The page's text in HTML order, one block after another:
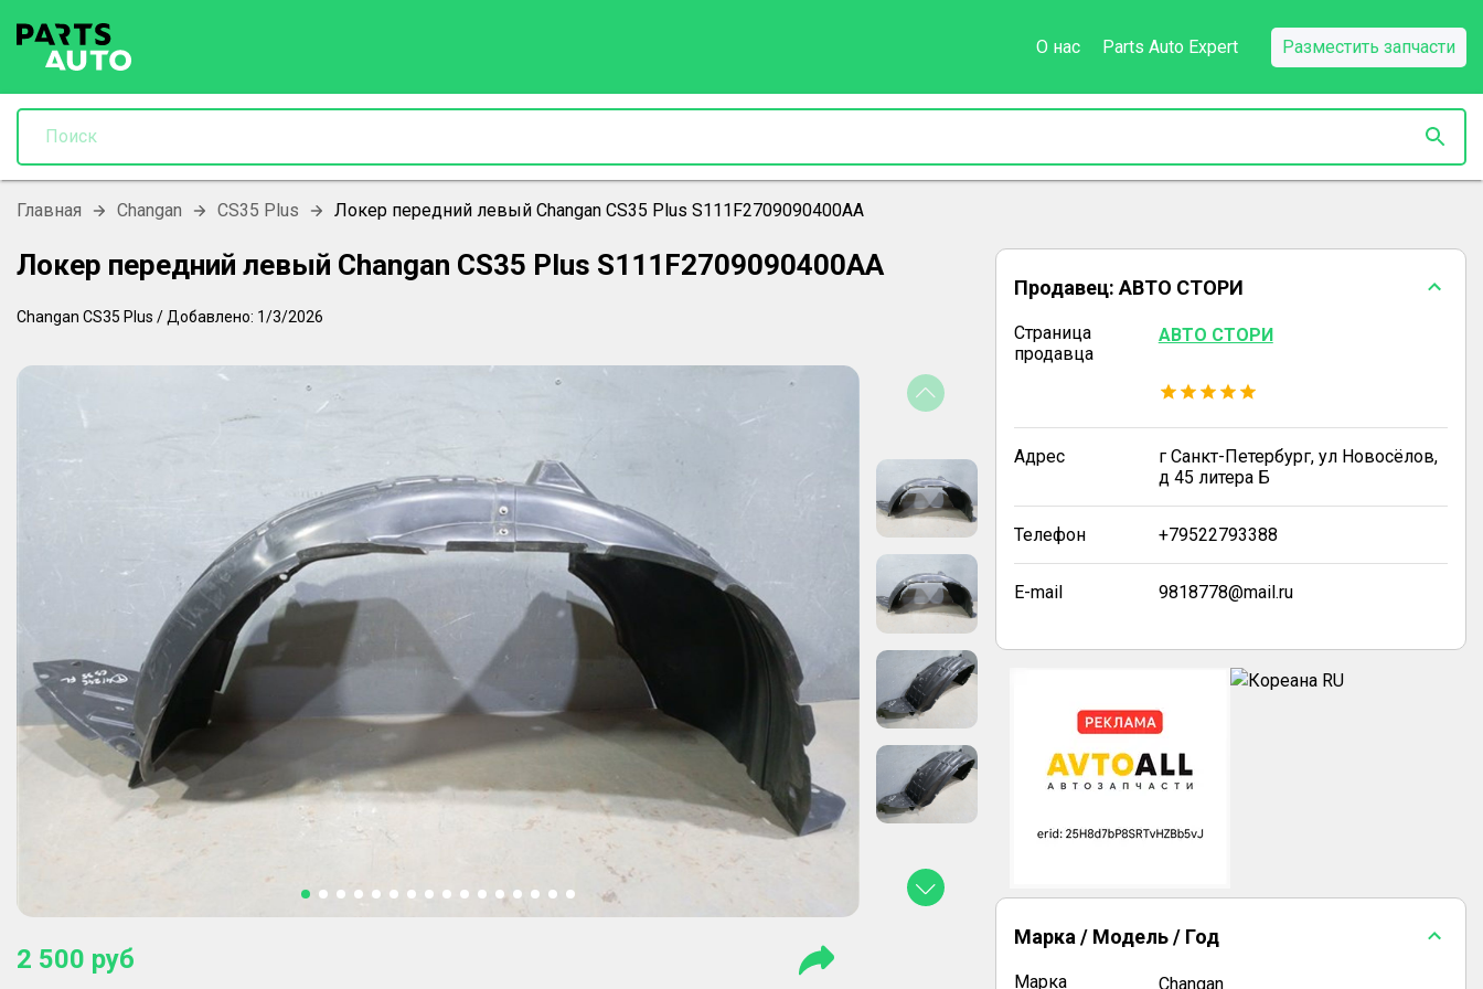
О нас Parts Auto Expert Разместить запчасти
Главная Changan CS35 Plus Локер передний левый Changan CS35 Plus S111F2709090400AA
Локер передний левый Changan CS35 Plus S111F2709090400AA
Changan CS35 Plus / Добавлено: 1/3/2026
2 500 руб
Продавец: АВТО СТОРИ
Страница
продавца
АВТО СТОРИ
Адрес
г Санкт-Петербург, ул Новосёлов,
д 45 литера Б
Телефон +79522793388
E-mail 9818778@mail.ru
Марка / Модель / Год
Марка Changan